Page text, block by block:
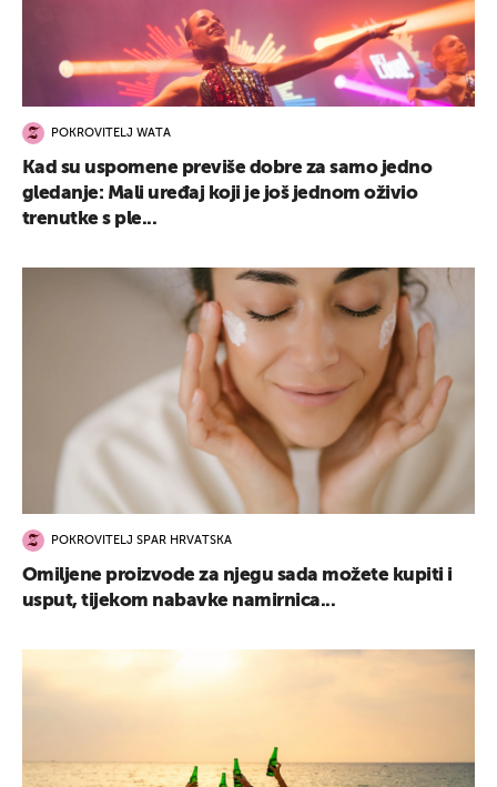
POKROVITELJ WATA
Kad su uspomene previše dobre za samo jedno
gledanje: Mali uređaj koji je još jednom oživio
trenutke s ple...
POKROVITELJ SPAR HRVATSKA
Omiljene proizvode za njegu sada možete kupiti i
usput, tijekom nabavke namirnica...